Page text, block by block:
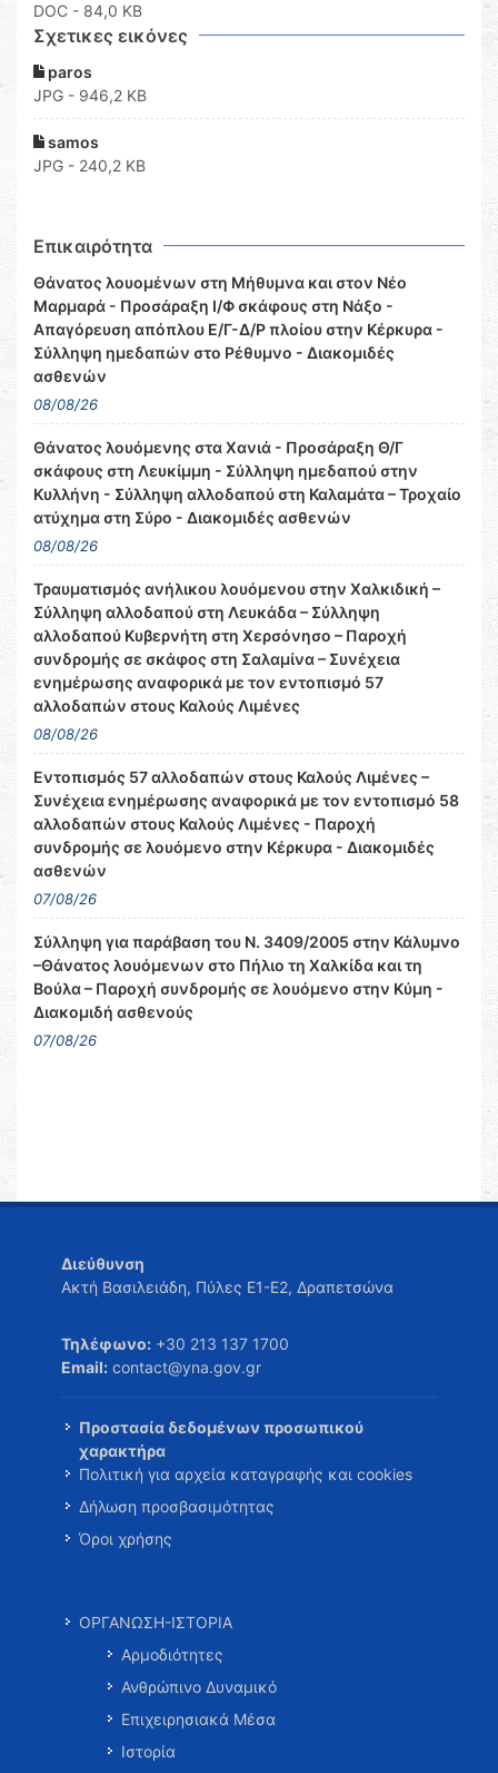
DOC - 84,0 KB
Σχετικες εικόνες
paros
JPG - 946,2 KB
samos
JPG - 240,2 KB
Επικαιρότητα
Θάνατος λουομένων στη Μήθυμνα και στον Νέο
Μαρμαρά - Προσάραξη Ι/Φ σκάφους στη Νάξο -
Απαγόρευση απόπλου Ε/Γ-Δ/Ρ πλοίου στην Κέρκυρα -
Σύλληψη ημεδαπών στο Ρέθυμνο - Διακομιδές
ασθενών
08/08/26
Θάνατος λουόμενης στα Χανιά - Προσάραξη Θ/Γ
σκάφους στη Λευκίμμη - Σύλληψη ημεδαπού στην
Κυλλήνη - Σύλληψη αλλοδαπού στη Καλαμάτα – Τροχαίο
ατύχημα στη Σύρο - Διακομιδές ασθενών
08/08/26
Τραυματισμός ανήλικου λουόμενου στην Χαλκιδική –
Σύλληψη αλλοδαπού στη Λευκάδα – Σύλληψη
αλλοδαπού Κυβερνήτη στη Χερσόνησο – Παροχή
συνδρομής σε σκάφος στη Σαλαμίνα – Συνέχεια
ενημέρωσης αναφορικά με τον εντοπισμό 57
αλλοδαπών στους Καλούς Λιμένες
08/08/26
Εντοπισμός 57 αλλοδαπών στους Καλούς Λιμένες –
Συνέχεια ενημέρωσης αναφορικά με τον εντοπισμό 58
αλλοδαπών στους Καλούς Λιμένες - Παροχή
συνδρομής σε λουόμενο στην Κέρκυρα - Διακομιδές
ασθενών
07/08/26
Σύλληψη για παράβαση του Ν. 3409/2005 στην Κάλυμνο
–Θάνατος λουόμενων στο Πήλιο τη Χαλκίδα και τη
Βούλα – Παροχή συνδρομής σε λουόμενο στην Κύμη -
Διακομιδή ασθενούς
07/08/26
Διεύθυνση
Ακτή Βασιλειάδη, Πύλες Ε1-Ε2, Δραπετσώνα
Τηλέφωνο: +30 213 137 1700
Email: contact@yna.gov.gr
Προστασία δεδομένων προσωπικού
χαρακτήρα
Πολιτική για αρχεία καταγραφής και cookies
Δήλωση προσβασιμότητας
Όροι χρήσης
ΟΡΓΑΝΩΣΗ-ΙΣΤΟΡΙΑ
Αρμοδιότητες
Ανθρώπινο Δυναμικό
Επιχειρησιακά Μέσα
Ιστορία